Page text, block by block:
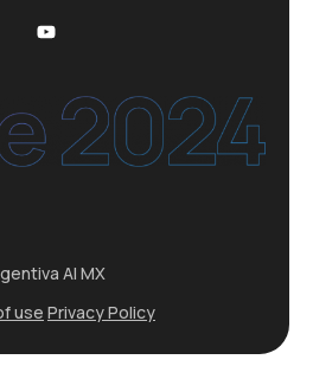
YouTube
AI MX
use Privacy Policy